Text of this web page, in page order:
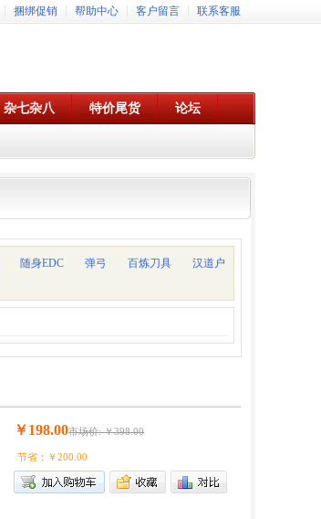
捆绑促销 帮助中心 客户留言 联系客服
杂七杂八 特价尾货 论坛
随身EDC 弹弓 百炼刀具
汉道户
￥198.00市场价: ￥398.00
节省：￥200.00